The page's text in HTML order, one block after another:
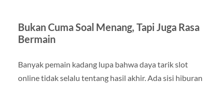
Bukan Cuma Soal Menang, Tapi Juga Rasa
Bermain
Banyak pemain kadang lupa bahwa daya tarik slot
online tidak selalu tentang hasil akhir. Ada sisi hiburan